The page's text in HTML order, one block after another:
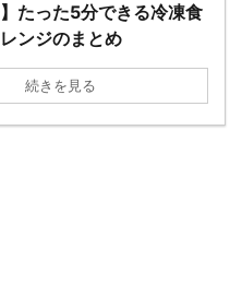
】たった5分できる冷凍食
ンジのまとめ
続きを見る